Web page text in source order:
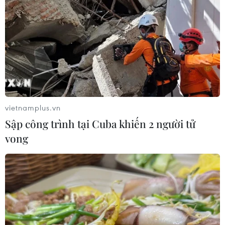
Quảng Ngãi: Hoàn thành xóa nhà tạm cho con
đẻ người hoạt động kháng chiến trước 20/7
TIN LIÊN QUAN
vietnamplus.vn
Sập công trình tại Cuba khiến 2 người tử
vong